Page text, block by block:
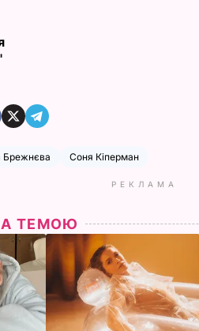
Брежнєва Соня Кіперман
РЕКЛАМА
ТЕМОЮ